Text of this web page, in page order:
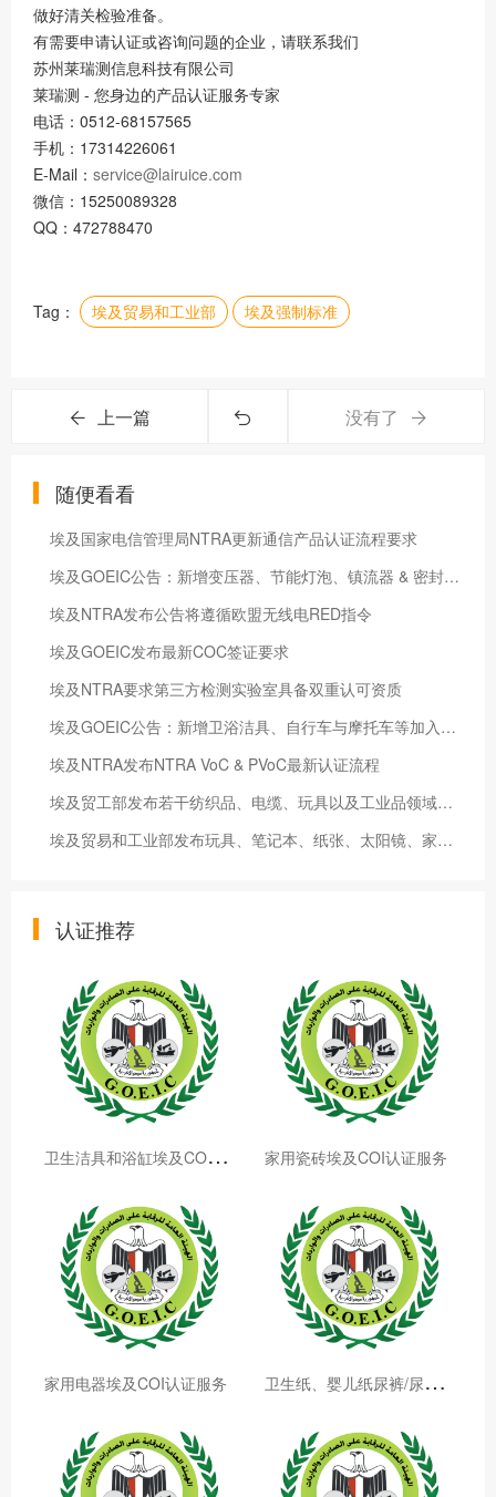
做好清关检验准备。
有需要申请认证或咨询问题的企业，请联系我们
苏州莱瑞测信息科技有限公司
莱瑞测 - 您身边的产品认证服务专家
电话：0512-68157565
手机：17314226061
E-Mail： service@lairuice.com
微信：15250089328
QQ：472788470
Tag： 埃及贸易和⼯业部 埃及强制标准
上一篇 没有了
随便看看
埃及国家电信管理局NTRA更新通信产品认证流程要求
埃及GOEIC公告：新增变压器、节能灯泡、镇流器 & 密封电池第COI管控范围 新法令2022年5月21日起执行
埃及NTRA发布公告将遵循欧盟无线电RED指令
埃及GOEIC发布最新COC签证要求
埃及NTRA要求第三方检测实验室具备双重认可资质
埃及GOEIC公告：新增卫浴洁具、自行车与摩托车等加入管制产品范围清单
埃及NTRA发布NTRA VoC & PVoC最新认证流程
埃及贸工部发布若干纺织品、电缆、玩具以及工业品领域新标准 新标准于2024年1月6日生效
埃及贸易和⼯业部发布玩具、笔记本、纸张、太阳镜、家具和⼉童护理⽤品等强制标准 新标准2024 年7⽉5⽇开始实施
认证推荐
卫
生洁具和浴缸埃及COI认证服务 家用瓷砖埃及COI认证服务
家用电器埃及COI认证服务 卫
生纸、婴儿纸尿裤/尿布埃及COI认证服务